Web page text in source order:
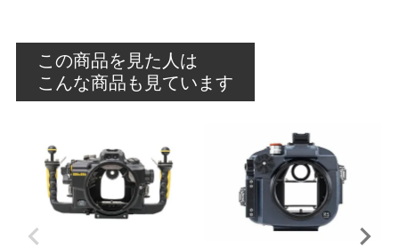
この商品を見た人は
こんな商品も見ています